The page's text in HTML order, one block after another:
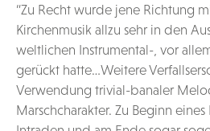
“Zu Recht wurde jene Richtung
Kirchenmusik allzu sehr in den
weltlichen Instrumental-, vor
gerückt hatte…Weitere
Verwendung trivial-banaler
Marschcharakter. Zu Beginn